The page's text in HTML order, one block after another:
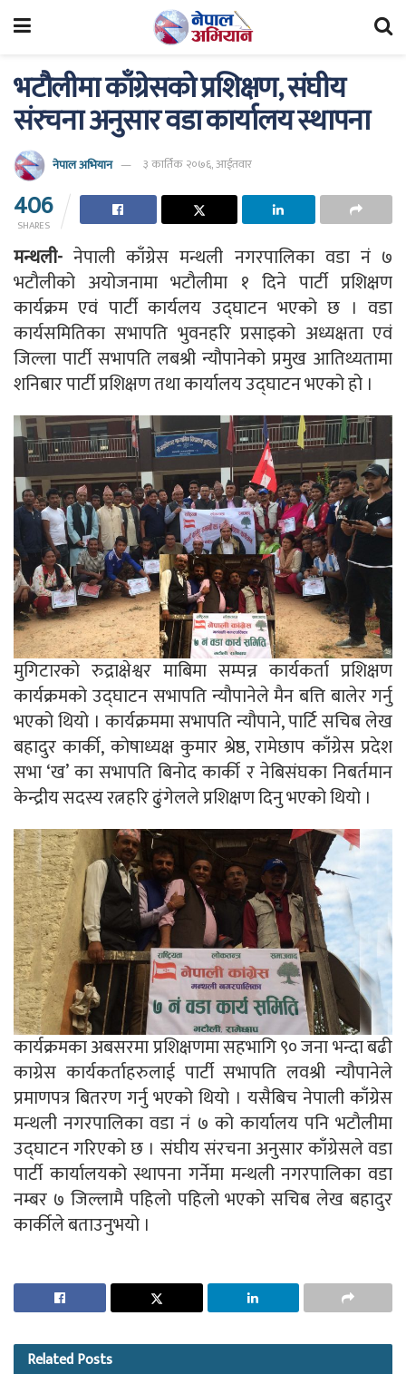
भटौलीमा काँग्रेसको प्रशिक्षण, संघीय
संरचना अनुसार वडा कार्यालय स्थापना
नेपाल अभियान ३ कार्तिक २०७६, आईतवार
406
SHARES
मन्थली-नेपाली काँग्रेस मन्थली नगरपालिका वडा नं ७
भटौलीको अयोजनामा भटौलीमा १ दिने पार्टी प्रशिक्षण
कार्यक्रम एवं पार्टी कार्यलय उद्घाटन भएको छ । वडा
कार्यसमितिका सभापति भुवनहरि प्रसाइको अध्यक्षता एवं
जिल्ला पार्टी सभापति लबश्री न्यौपानेको प्रमुख आतिथ्यतामा
शनिबार पार्टी प्रशिक्षण तथा कार्यालय उद्घाटन भएको हो ।
मुगिटारको रुद्राक्षेश्वर माबिमा सम्पन्न कार्यकर्ता प्रशिक्षण
कार्यक्रमको उद्घाटन सभापति न्यौपानेले मैन बत्ति बालेर गर्नु
भएको थियो । कार्यक्रममा सभापति न्यौपाने, पार्टि सचिब लेख
बहादुर कार्की, कोषाध्यक्ष कुमार श्रेष्ठ, रामेछाप काँग्रेस प्रदेश
सभा ‘ख’ का सभापति बिनोद कार्की र नेबिसंघका निबर्तमान
केन्द्रीय सदस्य रत्नहरि ढुंगेलले प्रशिक्षण दिनु भएको थियो ।
कार्यक्रमका अबसरमा प्रशिक्षणमा सहभागि ९० जना भन्दा बढी
काग्रेस कार्यकर्ताहरुलाई पार्टी सभापति लवश्री न्यौपानेले
प्रमाणपत्र बितरण गर्नु भएको थियो । यसैबिच नेपाली काँग्रेस
मन्थली नगरपालिका वडा नं ७ को कार्यालय पनि भटौलीमा
उद्घाटन गरिएको छ । संघीय संरचना अनुसार काँग्रेसले वडा
पार्टी कार्यालयको स्थापना गर्नेमा मन्थली नगरपालिका वडा
नम्बर ७ जिल्लामै पहिलो पहिलो भएको सचिब लेख बहादुर
कार्कीले बताउनुभयो ।
RelatedPosts